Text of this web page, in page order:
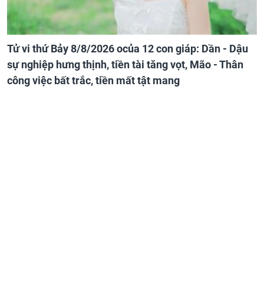
Tử vi thứ Bảy 8/8/2026 ocủa 12 con giáp: Dần - Dậu
sự nghiệp hưng thịnh, tiền tài tăng vọt, Mão - Thân
công việc bất trắc, tiền mất tật mang